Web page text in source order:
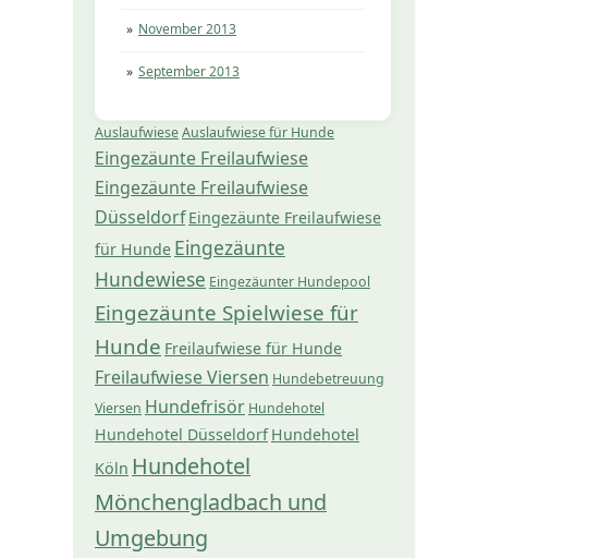
November 2013
September 2013
AuslaufwieseAuslaufwiese für Hunde
Eingezäunte Freilaufwiese
Eingezäunte Freilaufwiese
Düsseldorf Eingezäunte Freilaufwiese
für Hunde Eingezäunte
Hundewiese Eingezäunter Hundepool
Eingezäunte Spielwiese für
Hunde Freilaufwiese für Hunde
Freilaufwiese Viersen Hundebetreuung
Viersen Hundefrisör Hundehotel
Hundehotel Düsseldorf Hundehotel
Köln Hundehotel
Mönchengladbach und
Umgebung